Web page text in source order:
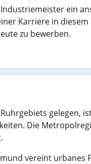
ein
Karriere in
zu bewerben.
gelegen,
Die
vereint urbanes